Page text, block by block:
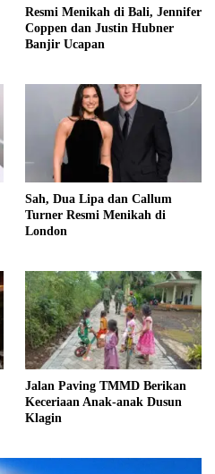
Resmi Menikah di Bali, Jennifer
Coppen dan Justin Hubner
Banjir Ucapan
Sah, Dua Lipa dan Callum
Turner Resmi Menikah di
London
Jalan Paving TMMD Berikan
Keceriaan Anak-anak Dusun
Klagin